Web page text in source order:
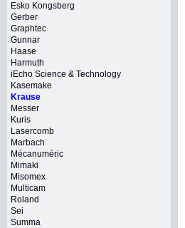
Esko Kongsberg
Gerber
Graphtec
Gunnar
Haase
Harmuth
iEcho Science & Technology
Kasemake
Krause
Messer
Kuris
Lasercomb
Marbach
Mécanuméric
Mimaki
Misomex
Multicam
Roland
Sei
Summa